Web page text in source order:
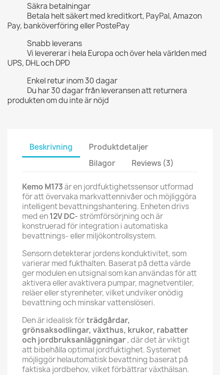
Säkra betalningar
Betala helt säkert med kreditkort, PayPal, Amazon
Pay, banköverföring eller PostePay
Snabb leverans
Vi levererar i hela Europa och över hela världen med
UPS, DHL och DPD
Enkel retur inom 30 dagar
Du har 30 dagar från leveransen att returnera
produkten om du inte är nöjd
Beskrivning
Produktdetaljer
Bilagor
Reviews (3)
Kemo M173är en jordfuktighetssensor utformad
för att övervaka markvattennivåer och möjliggöra
intelligent bevattningshantering. Enheten drivs
med en12V DC- strömförsörjning och är
konstruerad för integration i automatiska
bevattnings- eller miljökontrollsystem.
Sensorn detekterar jordens konduktivitet, som
varierar med fukthalten. Baserat på detta värde
ger modulen en utsignal som kan användas för att
aktivera eller avaktivera pumpar, magnetventiler,
reläer eller styrenheter, vilket undviker onödig
bevattning och minskar vattenslöseri.
Den är idealisk förträdgårdar,
grönsaksodlingar, växthus, krukor, rabatter
och jordbruksanläggningar, där det är viktigt
att bibehålla optimal jordfuktighet. Systemet
möjliggör helautomatisk bevattning baserat på
faktiska jordbehov, vilket förbättrar växthälsan.